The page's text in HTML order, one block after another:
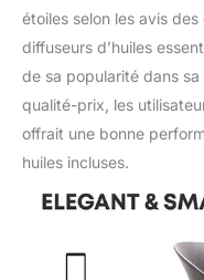
étoiles selon les avis
diffuseurs d’huiles
de sa popularité dans
qualité-prix, les
offrait une bonne
huiles incluses.